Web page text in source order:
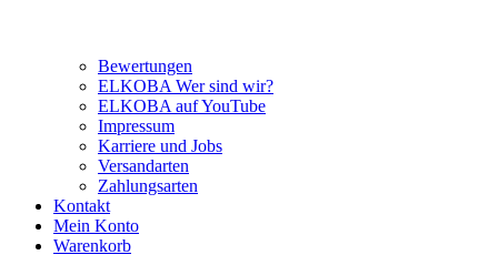
Bewertungen
ELKOBA Wer sind wir?
ELKOBA auf YouTube
Impressum
Karriere und Jobs
Versandarten
Zahlungsarten
Kontakt
Mein Konto
Warenkorb